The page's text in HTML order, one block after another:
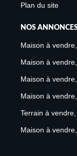
Plan du site
NOS
Maison à
Maison à
Maison à
Maison à
Terrain à
Maison à